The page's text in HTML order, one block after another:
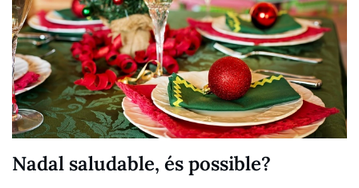
Nadal saludable, és possible?